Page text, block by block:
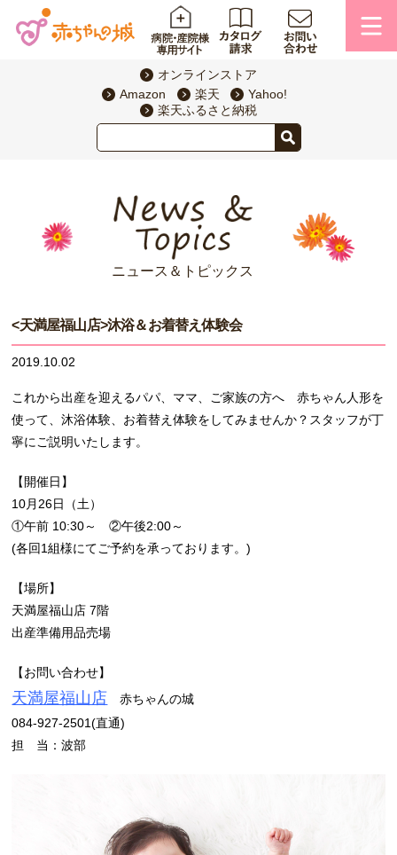
オンラインストア
Amazon
楽天
Yahoo!
楽天ふるさと納税
ニュース＆トピックス
<天満屋福山店>沐浴＆お着替え体験会
2019.10.02
これから出産を迎えるパパ、ママ、ご家族の方へ 赤ちゃん人形を
使って、沐浴体験、お着替え体験をしてみませんか？スタッフが丁
寧にご説明いたします。
【開催日】
10月26日（土）
①午前 10:30～ ②午後2:00～
(各回1組様にてご予約を承っております。)
【場所】
天満屋福山店 7階
出産準備用品売場
【お問い合わせ】
天満屋福山店 赤ちゃんの城
084-927-2501(直通)
担 当：波部